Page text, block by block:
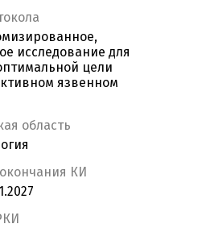
исследование для
цели
язвенном
область
КИ